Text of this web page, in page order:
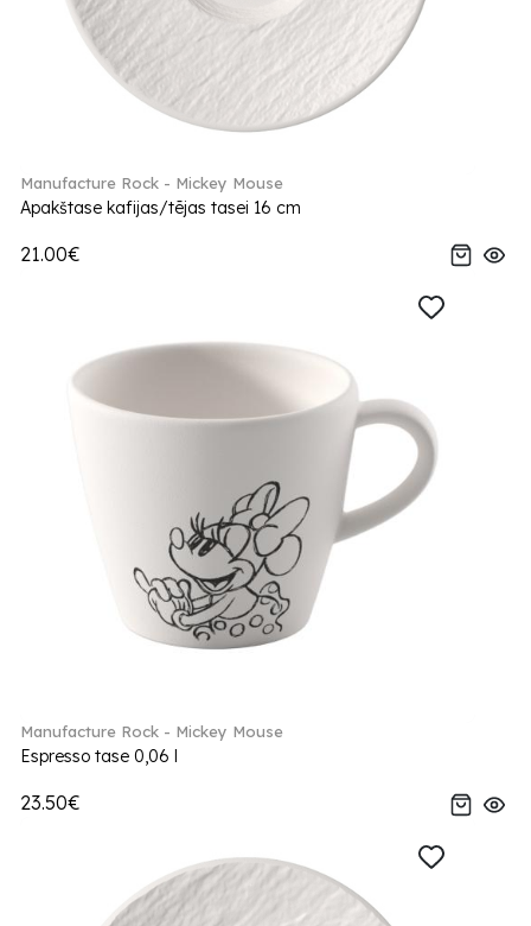
Manufacture Rock - Mickey Mouse
Apakštase kafijas/tējas tasei 16 cm
21.00€
Manufacture Rock - Mickey Mouse
Espresso tase 0,06 l
23.50€